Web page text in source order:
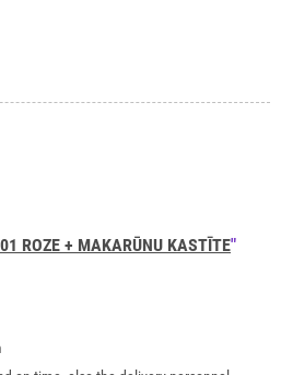
ROZE + MAKARŪNU KASTĪTE"